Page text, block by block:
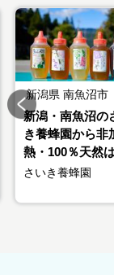
新潟県 南魚沼市
新潟・南魚沼の
き養蜂園から非
熱・100％天然
みつ
さいき養蜂園